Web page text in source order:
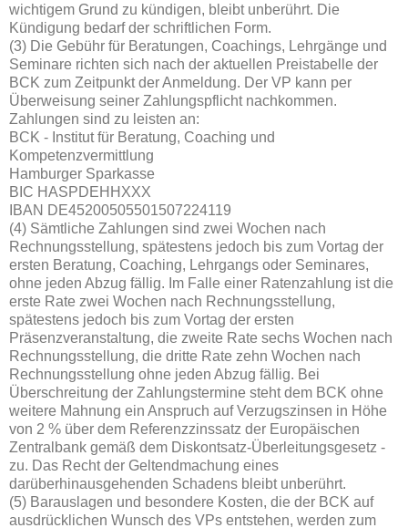
wichtigem Grund zu kündigen, bleibt unberührt. Die
Kündigung bedarf der schriftlichen Form.
(3) Die Gebühr für Beratungen, Coachings, Lehrgänge und
Seminare richten sich nach der aktuellen Preistabelle der
BCK zum Zeitpunkt der Anmeldung. Der VP kann per
Überweisung seiner Zahlungspflicht nachkommen.
Zahlungen sind zu leisten an:
BCK - Institut für Beratung, Coaching und
Kompetenzvermittlung
Hamburger Sparkasse
BIC HASPDEHHXXX
IBAN DE45200505501507224119
(4) Sämtliche Zahlungen sind zwei Wochen nach
Rechnungsstellung, spätestens jedoch bis zum Vortag der
ersten Beratung, Coaching, Lehrgangs oder Seminares,
ohne jeden Abzug fällig. Im Falle einer Ratenzahlung ist die
erste Rate zwei Wochen nach Rechnungsstellung,
spätestens jedoch bis zum Vortag der ersten
Präsenzveranstaltung, die zweite Rate sechs Wochen nach
Rechnungsstellung, die dritte Rate zehn Wochen nach
Rechnungsstellung ohne jeden Abzug fällig. Bei
Überschreitung der Zahlungstermine steht dem BCK ohne
weitere Mahnung ein Anspruch auf Verzugszinsen in Höhe
von 2 % über dem Referenzzinssatz der Europäischen
Zentralbank gemäß dem Diskontsatz-Überleitungsgesetz -
zu. Das Recht der Geltendmachung eines
darüberhinausgehenden Schadens bleibt unberührt.
(5) Barauslagen und besondere Kosten, die der BCK auf
ausdrücklichen Wunsch des VPs entstehen, werden zum